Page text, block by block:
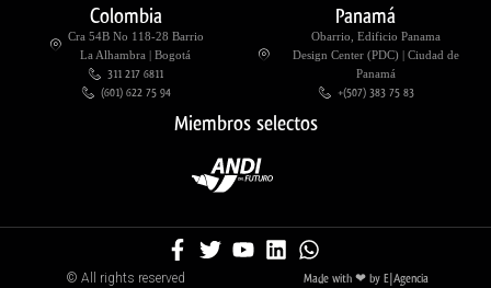
Colombia
Cra 54B No 118-28 Barrio
La Alhambra | Bogotá
311 217 6811
(601) 622 75 94
Panamá
Obarrio, Edificio Panama
Design Center (PDC) | Ciudad de
Panamá
+(507) 383 75 83
Miembros selectos
© All rights reserved Made with ❤ by E|Agencia